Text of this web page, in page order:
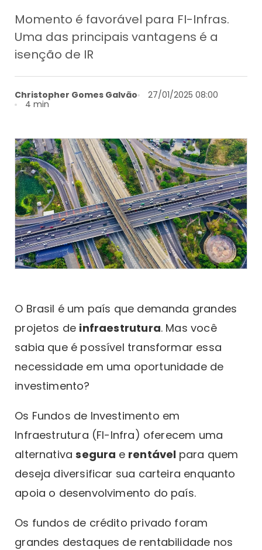
Momento é favorável para FI-Infras.
Uma das principais vantagens é a
isenção de IR
Christopher Gomes Galvão
27/01/2025 08:00
4 min
O Brasil é um país que demanda grandes
projetos de infraestrutura. Mas você
sabia que é possível transformar essa
necessidade em uma oportunidade de
investimento?
Os Fundos de Investimento em
Infraestrutura (FI-Infra) oferecem uma
alternativasegura e rentável para quem
deseja diversificar sua carteira enquanto
apoia o desenvolvimento do país.
Os fundos de crédito privado foram
grandes destaques de rentabilidade nos